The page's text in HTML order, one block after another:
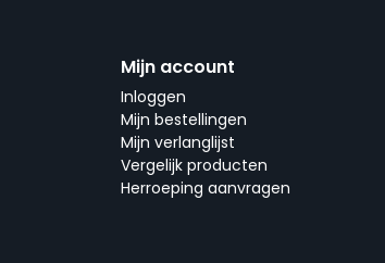
Mijn account
Inloggen
Mijn bestellingen
Mijn verlanglijst
Vergelijk producten
Herroeping aanvragen